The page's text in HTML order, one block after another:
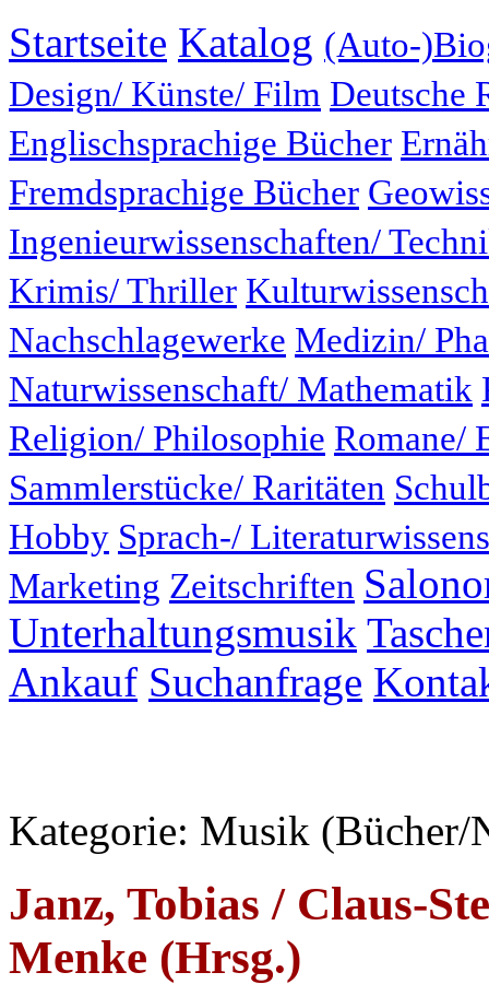
Startseite Katalog (Auto-
Design/ Künste/ Film Deutsche
Englischsprachige Bücher
Fremdsprachige Bücher
Ingenieurwissenschaften/
Krimis/ Thriller
Nachschlagewerke Medizin/
Naturwissenschaft/ Mathematik
Religion/ Philosophie Romane/
Sammlerstücke/ Raritäten
Hobby Sprach-/
Marketing Zeitschriften
Unterhaltungsmusik
Ankauf Suchanfrage
Kategorie: Musik
Janz, Tobias / Claus-
Menke (Hrsg.)